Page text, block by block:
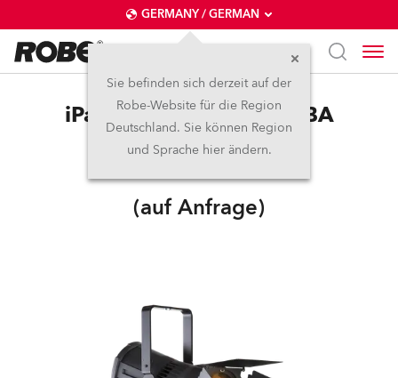
GERMANY / GERMAN
Sie befinden sich derzeit auf der
Robe-Website für die Region
Deutschland. Sie können Region
und Sprache hier ändern.
iParFect 150™ FWQ RGBA
IP65
(auf Anfrage)